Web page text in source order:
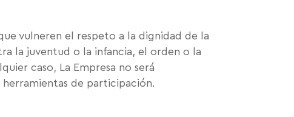
vulneren el respeto a la dignidad de la
la juventud o la infancia, el orden o la
caso, La Empresa no será
herramientas de participación.